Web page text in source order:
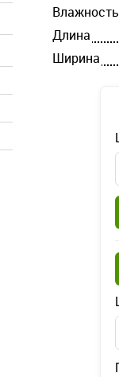
Влажность
Длина
Ширина